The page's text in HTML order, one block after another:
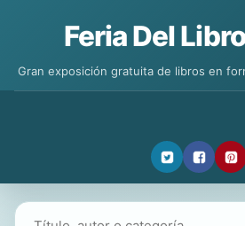
Feria Del
Gran exposición gratuita de libros en